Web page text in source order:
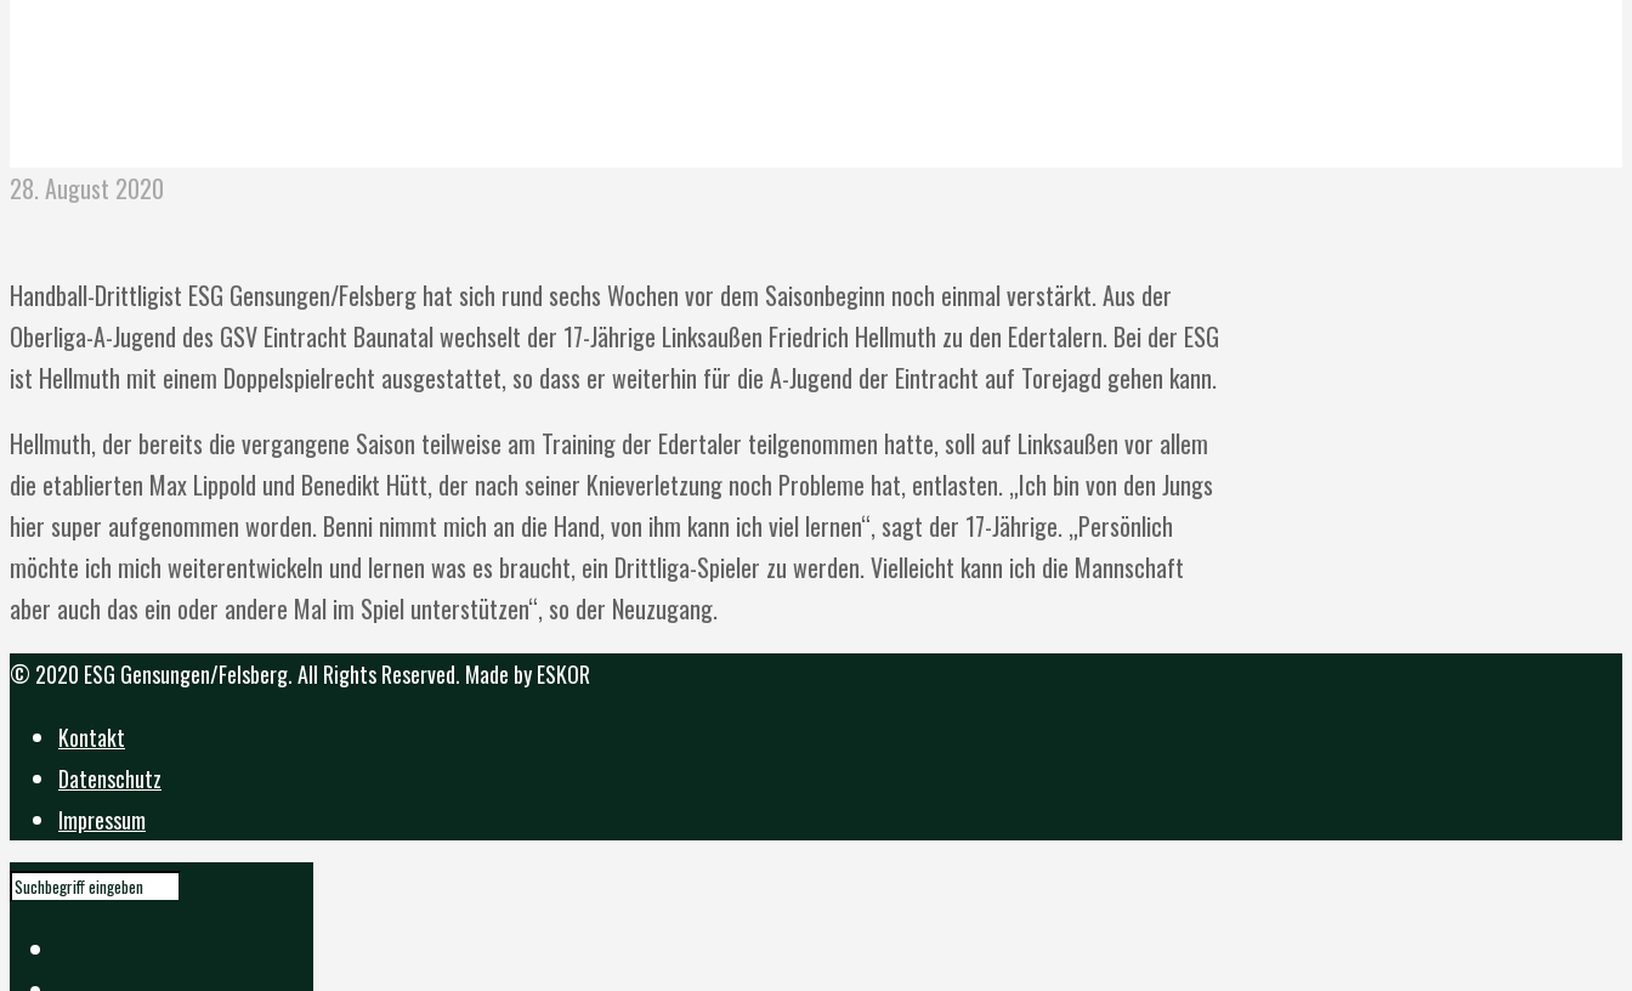
28. August 2020
Handball-Drittligist ESG Gensungen/Felsberg hat sich rund sechs Wochen vor dem Saisonbeginn noch einmal verstärkt. Aus der
Oberliga-A-Jugend des GSV Eintracht Baunatal wechselt der 17-Jährige Linksaußen Friedrich Hellmuth zu den Edertalern. Bei der ESG
ist Hellmuth mit einem Doppelspielrecht ausgestattet, so dass er weiterhin für die A-Jugend der Eintracht auf Torejagd gehen kann.
Hellmuth, der bereits die vergangene Saison teilweise am Training der Edertaler teilgenommen hatte, soll auf Linksaußen vor allem
die etablierten Max Lippold und Benedikt Hütt, der nach seiner Knieverletzung noch Probleme hat, entlasten. „Ich bin von den Jungs
hier super aufgenommen worden. Benni nimmt mich an die Hand, von ihm kann ich viel lernen“, sagt der 17-Jährige. „Persönlich
möchte ich mich weiterentwickeln und lernen was es braucht, ein Drittliga-Spieler zu werden. Vielleicht kann ich die Mannschaft
aber auch das ein oder andere Mal im Spiel unterstützen“, so der Neuzugang.
© 2020 ESG Gensungen/Felsberg. All Rights Reserved. Made by ESKOR
Kontakt
Datenschutz
Impressum